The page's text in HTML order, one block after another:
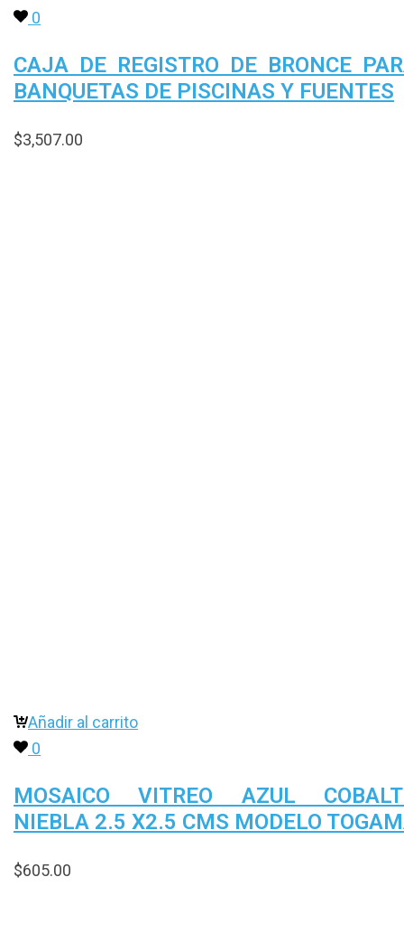
0
CAJA DE REGISTRO DE BRONCE
BANQUETAS DE PISCINAS Y FUENTES
$3,507.00
Añadir al carrito
0
MOSAICO VITREO AZUL
NIEBLA 2.5 X2.5 CMS MODELO
$605.00